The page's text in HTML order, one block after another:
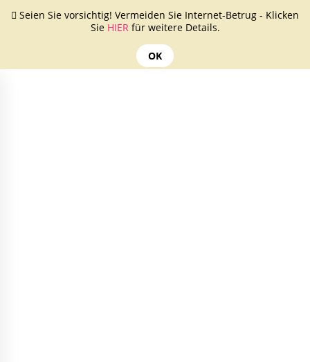
Seien Sie vorsichtig! Vermeiden Sie Internet-Betrug - Klicken
Sie HIERfür weitere Details.
OK